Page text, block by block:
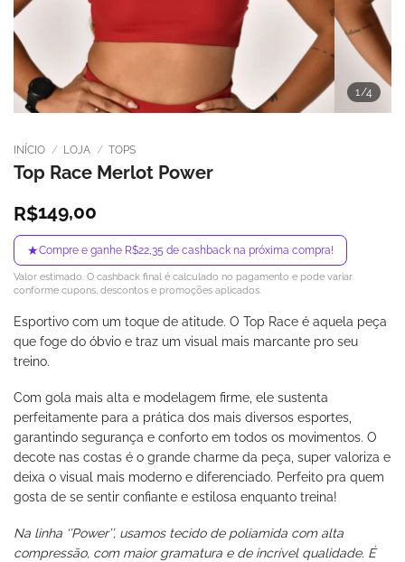
1 /4
INÍCIO / LOJA / TOPS
Top Race Merlot Power
R$149,00
★Compre e ganhe R$22,35 de cashback na próxima compra!
Valor estimado. O cashback final é calculado no pagamento e pode variar
conforme cupons, descontos e promoções aplicados.
Esportivo com um toque de atitude. O Top Race é aquela peça
que foge do óbvio e traz um visual mais marcante pro seu
treino.
Com gola mais alta e modelagem firme, ele sustenta
perfeitamente para a prática dos mais diversos esportes,
garantindo segurança e conforto em todos os movimentos. O
decote nas costas é o grande charme da peça, super valoriza e
deixa o visual mais moderno e diferenciado. Perfeito pra quem
gosta de se sentir confiante e estilosa enquanto treina!
Na linha ‘’Power’’, usamos tecido de poliamida com alta
compressão, com maior gramatura e de incrível qualidade. É